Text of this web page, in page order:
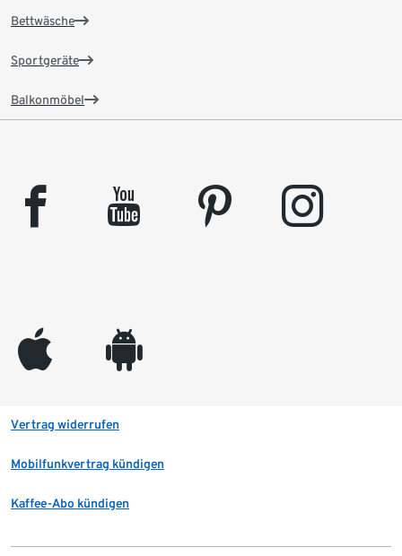
Bettwäsche
Sportgeräte
Balkonmöbel
facebook youtube pinterest instagram
appleinc android
Vertrag widerrufen
Mobilfunkvertrag kündigen
Kaffee-Abo kündigen